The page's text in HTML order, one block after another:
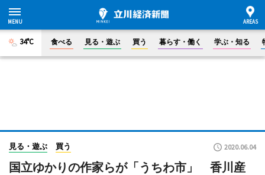
34°C 食べる 見る・遊ぶ 買う 暮らす・働く 学ぶ・知る
見る・遊ぶ 買う 2020.06.04
国立ゆかりの作家らが「うちわ市」 香川産